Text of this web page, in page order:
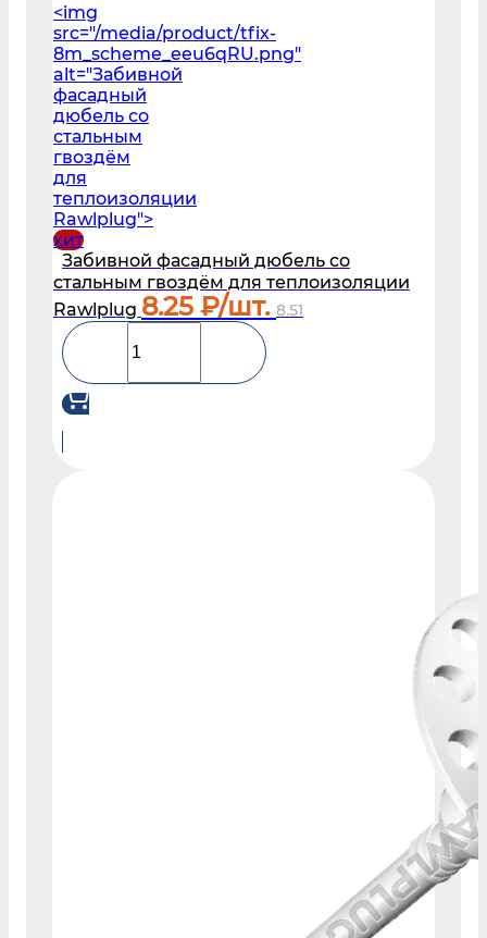
<img
src="/media/product/tfix-
8m_scheme_eeu6qRU.png"
alt="Забивной
фасадный
дюбель со
стальным
гвоздём
для
теплоизоляции
Rawlplug">
хит
Забивной фасадный дюбель со
стальным гвоздём для теплоизоляции
Rawlplug 8.25 ₽/шт. 8.51